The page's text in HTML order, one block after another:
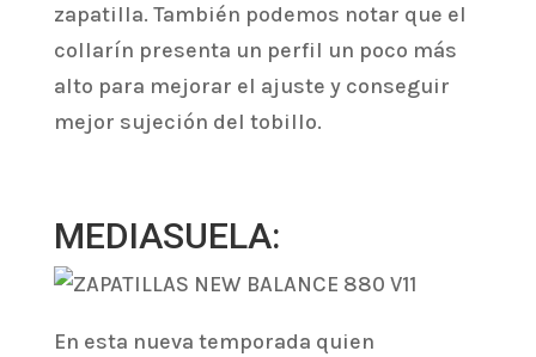
zapatilla. También podemos notar que el
collarín presenta un perfil un poco más
alto para mejorar el ajuste y conseguir
mejor sujeción del tobillo.
MEDIASUELA:
En esta nueva temporada quien